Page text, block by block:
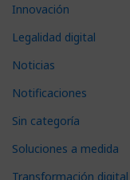
Innovación
Legalidad digital
Noticias
Notificaciones
Sin categoría
Soluciones a medida
Transformación digital